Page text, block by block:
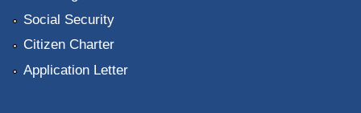
Social Security
Citizen Charter
Application Letter